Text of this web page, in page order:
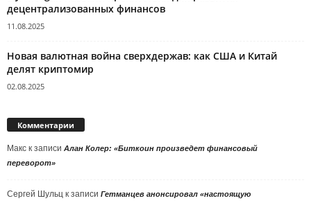
децентрализованных финансов
11.08.2025
Новая валютная война сверхдержав: как США и Китай
делят криптомир
02.08.2025
Комментарии
Макс к записи Алан Колер: «Биткоин произведет финансовый
переворот»
Сергей Шульц к записи Гетманцев анонсировал «настоящую